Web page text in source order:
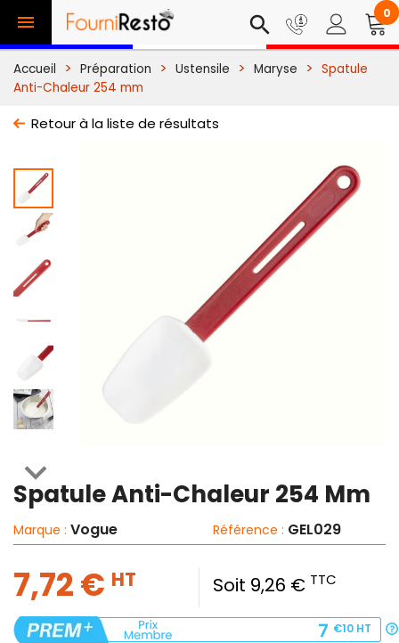
 search 0
Accueil Préparation Ustensile Maryse
Spatule
Anti-Chaleur 254 mm
Retour à la liste de résultats

Spatule Anti-Chaleur 254 Mm
Marque : Vogue Référence : GEL029
7,72 € HT Soit 9,26 € TTC
7 €10 HT